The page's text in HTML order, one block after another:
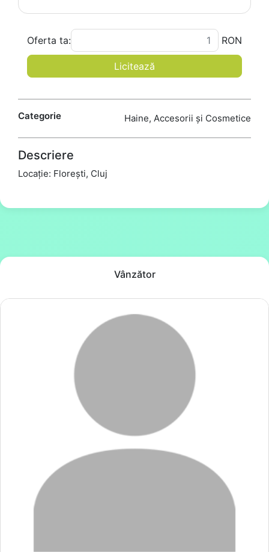
Oferta ta: RON
Licitează
Categorie Haine, Accesorii și Cosmetice
Descriere
Locație: Florești, Cluj
Vânzător